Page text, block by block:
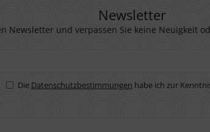
Newsletter
Newsletter und verpassen Sie keine Neuigkeit
Die Datenschutzbestimmungen habe ich zur